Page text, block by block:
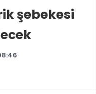
şebekesi